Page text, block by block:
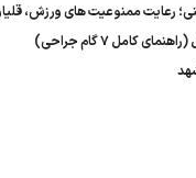
رعایت ممنوعیت های ورزش،
کامل ۷ گام جراحی)